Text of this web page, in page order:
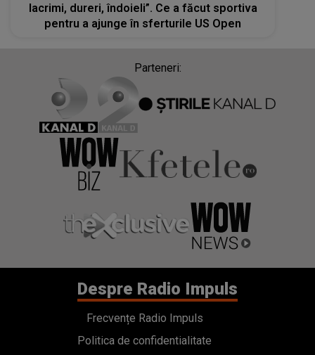
lacrimi, dureri, îndoieli”. Ce a făcut sportiva
pentru a ajunge în sferturile US Open
Parteneri:
Despre Radio Impuls
Frecvențe Radio Impuls
Politica de confidentialitate